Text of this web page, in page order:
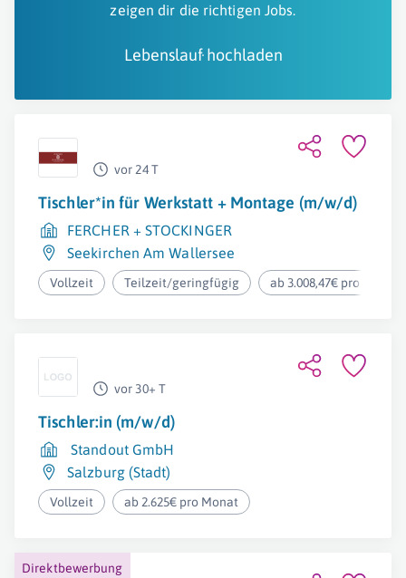
zeigen dir die richtigen Jobs.
Lebenslauf hochladen
vor 24 T
Tischler*in für Werkstatt + Montage (m/w/d)
FERCHER + STOCKINGER
Seekirchen Am Wallersee
Vollzeit Teilzeit/geringfügig ab 3.008,47€ pro Monat
vor 30+ T
Tischler:in (m/w/d)
Standout GmbH
Salzburg (Stadt)
Vollzeit ab 2.625€ pro Monat
Direktbewerbung